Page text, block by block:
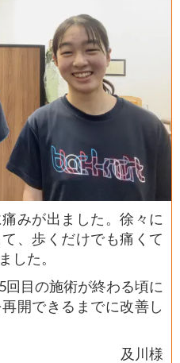
みが出ました。徐々に
、歩くだけでも痛くて
した。
目の施術が終わる頃に
開できるまでに改善し
及川様